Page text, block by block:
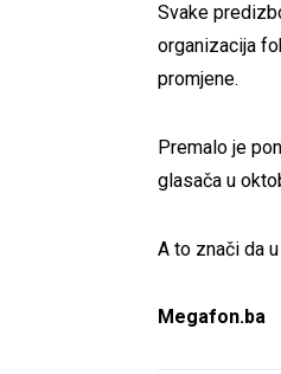
Svake
organizacija
promjene.
Premalo je
glasača u
A to znači da
Megafon.ba